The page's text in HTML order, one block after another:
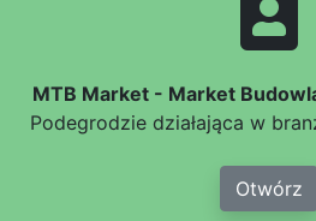
MTB Market - Market
Podegrodzie działająca w
Otwórz